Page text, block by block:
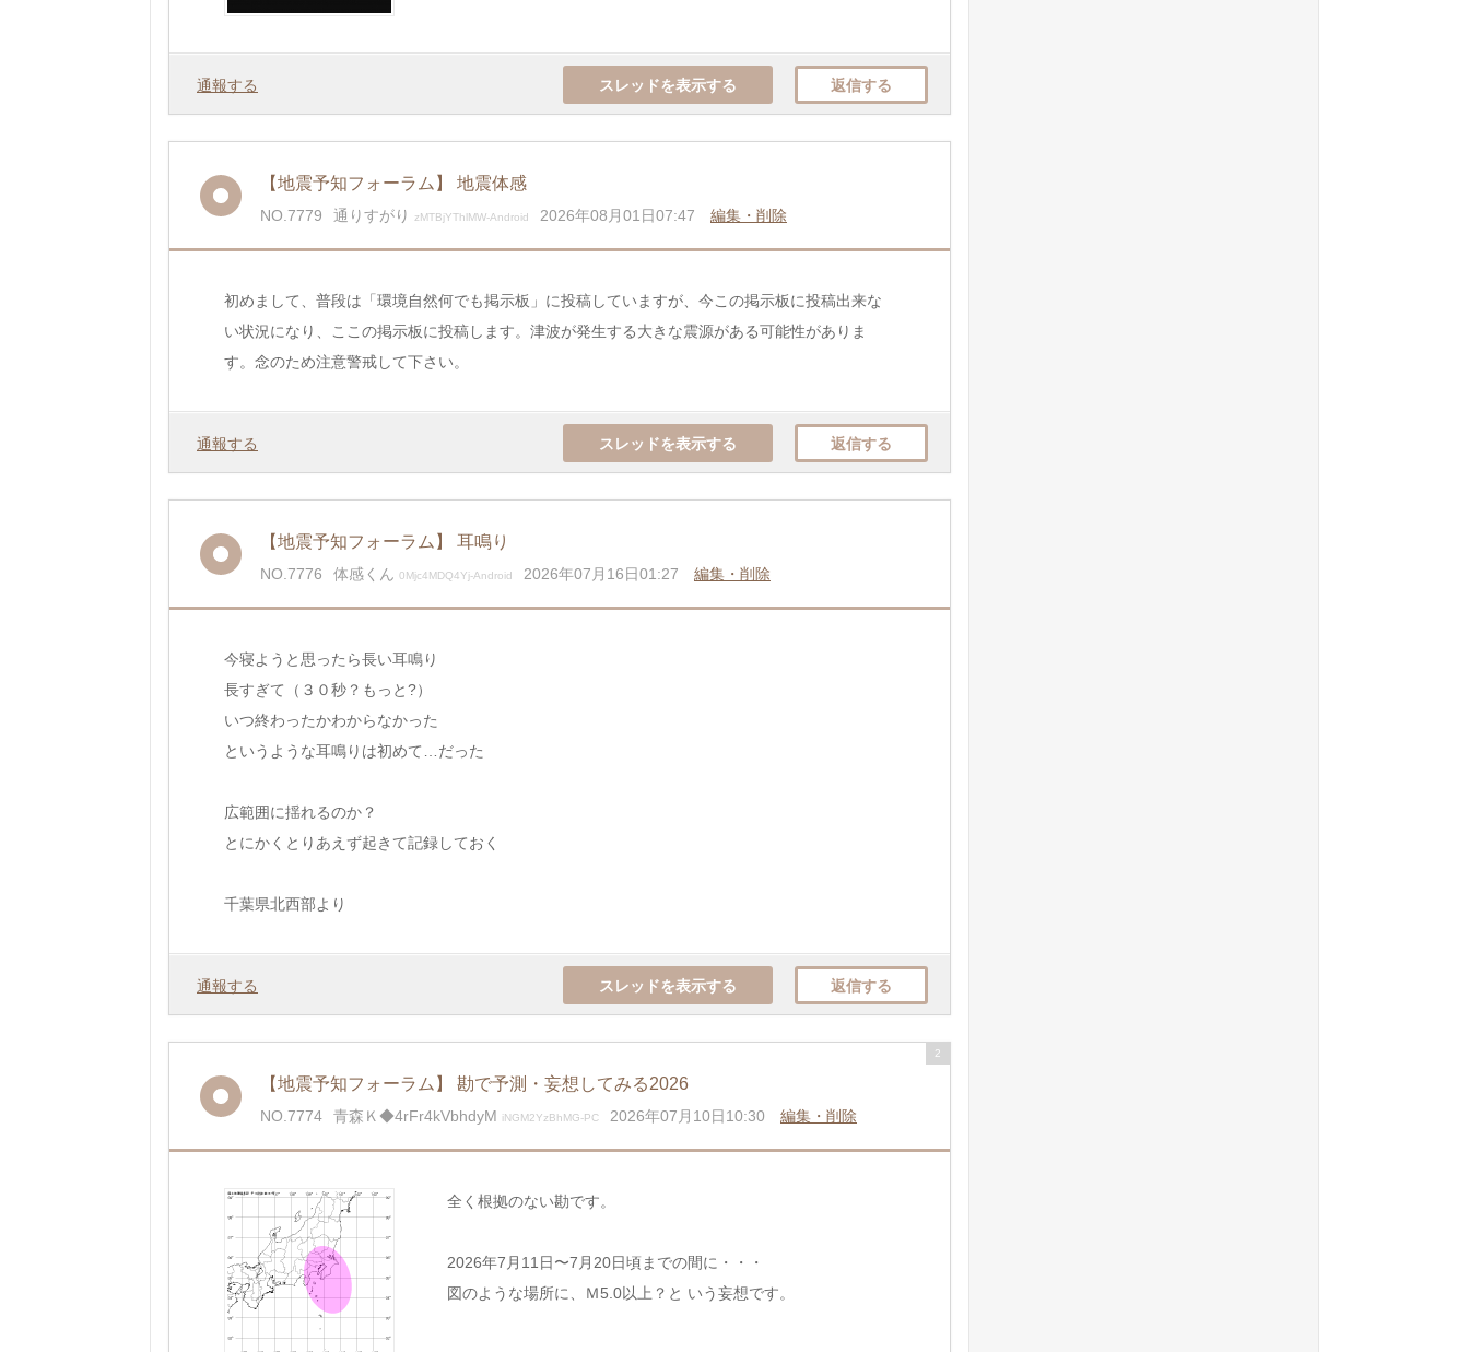
返信する
スレッドを表示する
通報する
【地震予知フォーラム】 地震体感
NO.7779 通りすがり zMTBjYThlMW-Android 2026年08月01日07:47 編集・削除
初めまして、普段は「環境自然何でも掲示板」に投稿していますが、今この掲示板に投稿出来な
い状況になり、ここの掲示板に投稿します。津波が発生する大きな震源がある可能性がありま
す。念のため注意警戒して下さい。
返信する
スレッドを表示する
通報する
【地震予知フォーラム】 耳鳴り
NO.7776 体感くん 0Mjc4MDQ4Yj-Android 2026年07月16日01:27 編集・削除
今寝ようと思ったら長い耳鳴り
長すぎて（３０秒？もっと?）
いつ終わったかわからなかった
というような耳鳴りは初めて…だった
広範囲に揺れるのか？
とにかくとりあえず起きて記録しておく
千葉県北西部より
返信する
スレッドを表示する
通報する
2
【地震予知フォーラム】 勘で予測・妄想してみる2026
NO.7774 青森Ｋ◆4rFr4kVbhdyM iNGM2YzBhMG-PC 2026年07月10日10:30 編集・削除
全く根拠のない勘です。
2026年7月11日〜7月20日頃までの間に・・・
図のような場所に、Ｍ5.0以上？と いう妄想です。